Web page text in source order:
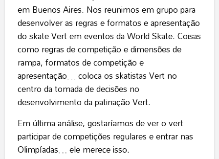
em Buenos Aires. Nos reunimos em grupo para
desenvolver as regras e formatos e apresentação
do skate Vert em eventos da World Skate. Coisas
como regras de competição e dimensões de
rampa, formatos de competição e
apresentação… coloca os skatistas Vert no
centro da tomada de decisões no
desenvolvimento da patinação Vert.
Em última análise, gostaríamos de ver o vert
participar de competições regulares e entrar nas
Olimpíadas… ele merece isso.